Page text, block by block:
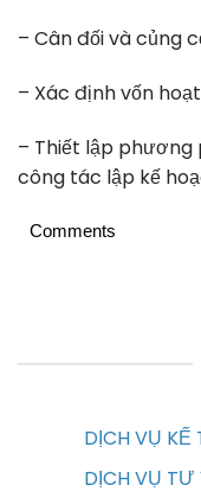
– Cân đối và củng
– Xác định vốn
– Thiết lập phương
công tác lập kế
Comments
DỊCH VỤ KẾ
DỊCH VỤ TƯ